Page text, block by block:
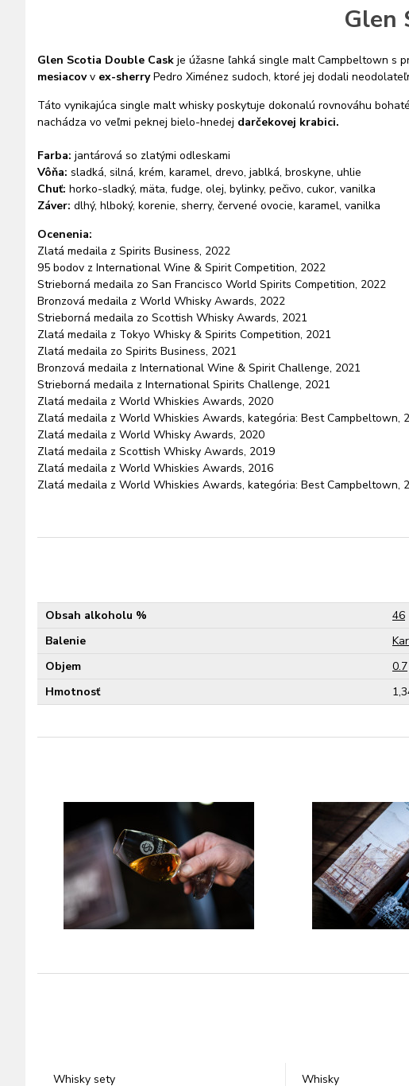
Glen
Glen Scotia Double Cask je úžasne ľahká single malt Campbeltown s
mesiacovv ex-sherryPedro Ximénez sudoch, ktoré jej dodali
Táto vynikajúca single malt whisky poskytuje dokonalú rovnováhu
nachádza vo veľmi peknej bielo-hnedej darčekovej krabici.
Farba: jantárová so zlatými odleskami
Vôňa: sladká, silná, krém, karamel, drevo, jablká, broskyne, uhlie
Chuť: horko-sladký, mäta, fudge, olej, bylinky, pečivo, cukor, vanilka
Záver: dlhý, hlboký, korenie, sherry, červené ovocie, karamel, vanilka
Ocenenia:
Zlatá medaila z Spirits Business, 2022
95 bodov z International Wine & Spirit Competition, 2022
Strieborná medaila zo San Francisco World Spirits Competition, 2022
Bronzová medaila z World Whisky Awards, 2022
Strieborná medaila zo Scottish Whisky Awards, 2021
Zlatá medaila z Tokyo Whisky & Spirits Competition, 2021
Zlatá medaila zo Spirits Business, 2021
Bronzová medaila z International Wine & Spirit Challenge, 2021
Strieborná medaila z International Spirits Challenge, 2021
Zlatá medaila z World Whiskies Awards, 2020
Zlatá medaila z World Whiskies Awards, kategória: Best Campbeltown,
Zlatá medaila z World Whisky Awards, 2020
Zlatá medaila z Scottish Whisky Awards, 2019
Zlatá medaila z World Whiskies Awards, 2016
Zlatá medaila z World Whiskies Awards, kategória: Best Campbeltown,
Obsah alkoholu %
46
Balenie
Objem
0.7
Hmotnosť
Whisky sety Whisky